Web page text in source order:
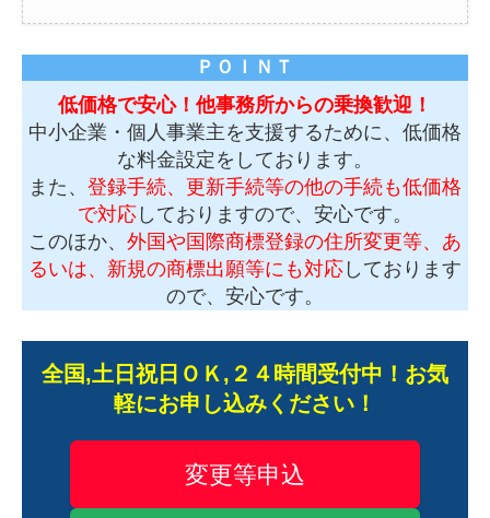
ＰＯＩＮＴ
低価格で安心！他事務所からの乗換歓迎！
中小企業・個人事業主を支援するために、低価格
な料金設定をしております。
また、 登録手続、更新手続等の他の手続も低価格
で対応 しておりますので、安心です。
このほか、 外国や国際商標登録の住所変更等、あ
るいは、新規の商標出願等にも対応 しております
ので、安心です。
全国,土日祝日ＯＫ,２４時間受付中！お気
軽にお申し込みください！
変更等申込